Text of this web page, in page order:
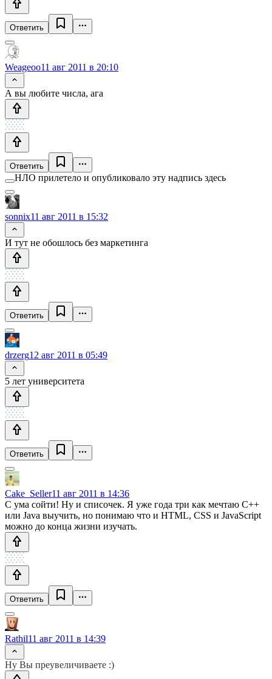
Ответить
Weageoo11 авг 2011 в 20:10
А вы любите числа, ага
Ответить
НЛО прилетело и опубликовало эту надпись здесь
sonnix11 авг 2011 в 15:32
И тут не обошлось без маркетинга
Ответить
drzerg12 авг 2011 в 05:49
5 лет университета
Ответить
Cake_Seller11 авг 2011 в 14:36
С ума сойти! Ну и списочек. Я уже года три как мечтаю C++
или Java выучить, но понимаю что и HTML, CSS и JavaScript
можно до конца жизни изучать.
Ответить
Rathil11 авг 2011 в 14:39
Ну Вы преувеличиваете :)